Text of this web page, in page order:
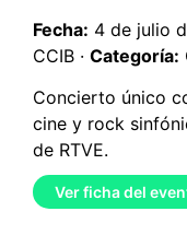
Fecha: 4 de julio
CCIB · Categoría:
Concierto único
cine y rock
de RTVE.
Ver ficha del